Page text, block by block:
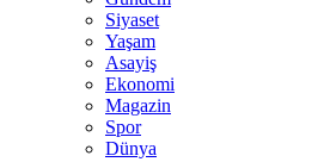
Siyaset
Yaşam
Asayiş
Ekonomi
Magazin
Spor
Dünya